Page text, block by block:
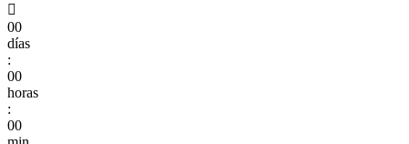

00
días
:
00
horas
:
00